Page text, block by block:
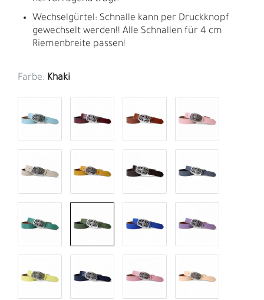
Wechselgürtel: Schnalle kann per Druckknopf
gewechselt werden!! Alle Schnallen für 4 cm
Riemenbreite passen!
Farbe: Khaki